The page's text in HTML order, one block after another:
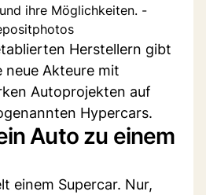
ihre Möglichkeiten. -
Herstellern gibt
neue Akteure mit
Autoprojekten auf
Hypercars.
Auto zu einem
einem Supercar. Nur,